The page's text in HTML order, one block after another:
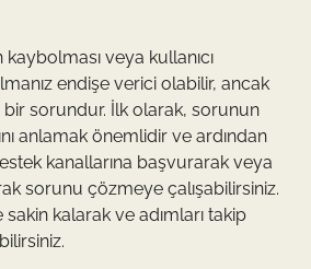
veya kullanıcı
endişe verici olabilir, ancak
sorundur. İlk olarak, sorunun
anlamak önemlidir ve ardından
kanallarına başvurarak veya
sorunu çözmeye çalışabilirsiniz.
kalarak ve adımları takip